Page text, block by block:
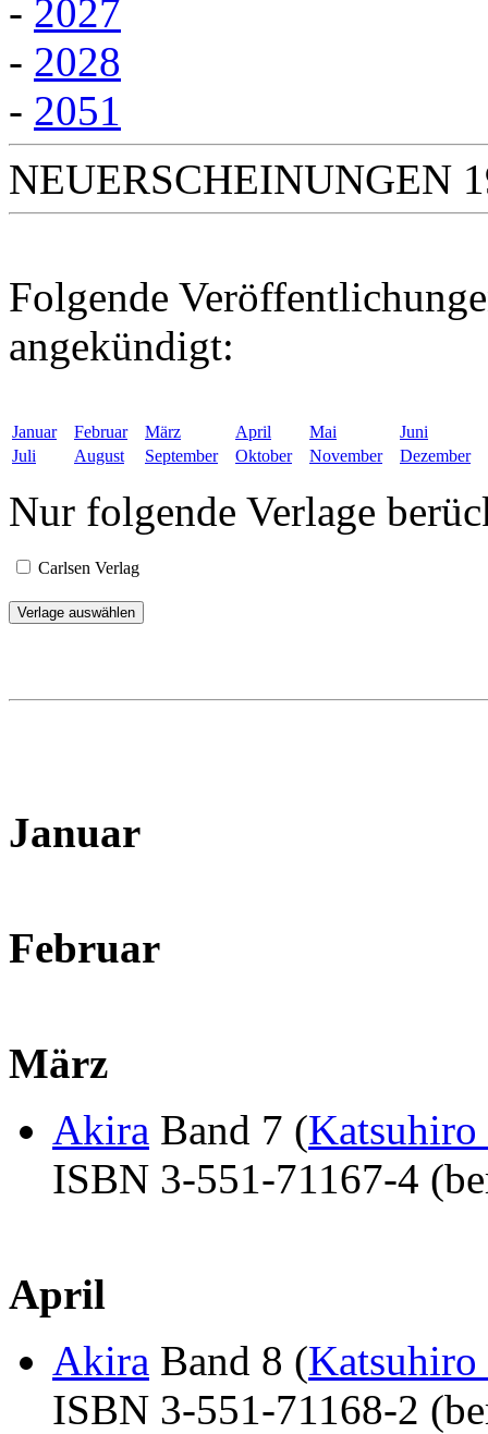
- 2027
- 2028
- 2051
NEUERSCHEINUNGEN
Folgende
angekündigt:
Januar Februar März April Mai
Juni
Juli
August September Oktober November Dezember
Nur folgende Verlage
Carlsen Verlag
Januar
Februar
März
Akira Band 7 (
ISBN 3-551-71167-4
April
Akira Band 8 (
ISBN 3-551-71168-2